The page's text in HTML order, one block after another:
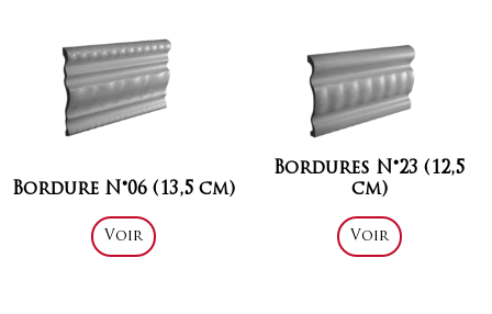
Bordure N°06 (13,5 cm)
Voir
Bordures N°23 (12,5
cm)
Voir